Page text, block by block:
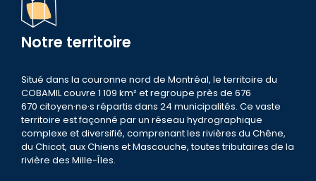
Notre territoire
Situé dans la couronne nord de Montréal, le territoire du
COBAMIL couvre 1 109 km² et regroupe près de 676
670 citoyen·ne·s répartis dans 24 municipalités. Ce vaste
territoire est façonné par un réseau hydrographique
complexe et diversifié, comprenant les rivières du Chêne,
du Chicot, aux Chiens et Mascouche, toutes tributaires de la
rivière des Mille-Îles.